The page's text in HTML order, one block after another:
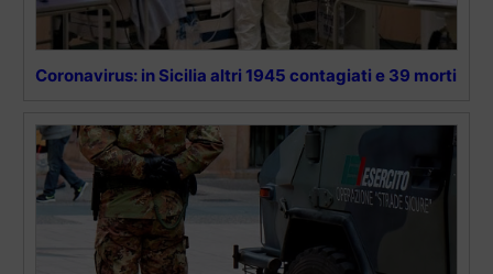
Coronavirus: in Sicilia altri 1945 contagiati e 39 morti